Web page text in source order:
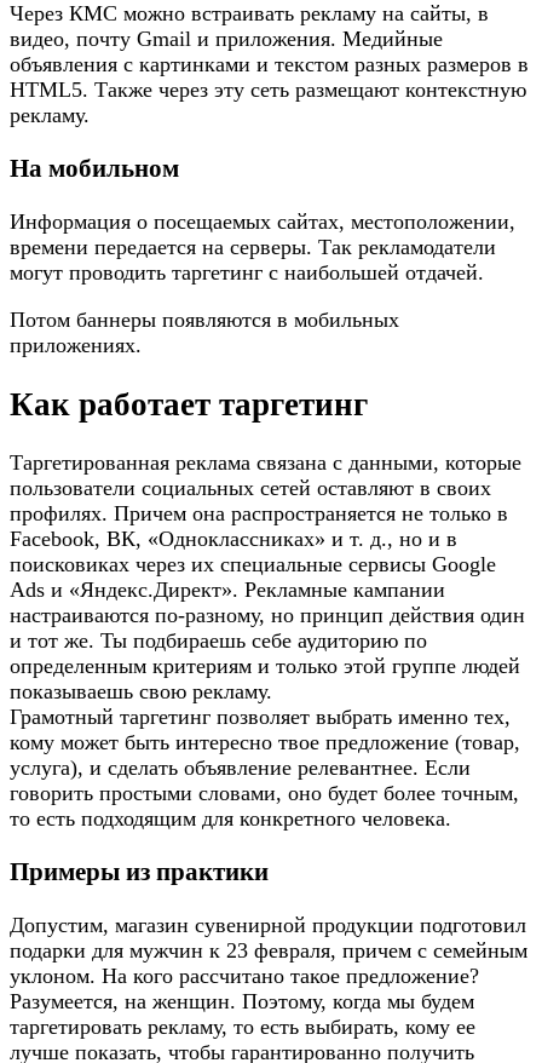
Через КМС можно встраивать рекламу на сайты, в
видео, почту Gmail и приложения. Медийные
объявления с картинками и текстом разных размеров в
HTML5. Также через эту сеть размещают контекстную
рекламу.
На мобильном
Информация о посещаемых сайтах, местоположении,
времени передается на серверы. Так рекламодатели
могут проводить таргетинг с наибольшей отдачей.
Потом баннеры появляются в мобильных
приложениях.
Как работает таргетинг
Таргетированная реклама связана с данными, которые
пользователи социальных сетей оставляют в своих
профилях. Причем она распространяется не только в
Facebook, ВК, «Одноклассниках» и т. д., но и в
поисковиках через их специальные сервисы Google
Ads и «Яндекс.Директ». Рекламные кампании
настраиваются по-разному, но принцип действия один
и тот же. Ты подбираешь себе аудиторию по
определенным критериям и только этой группе людей
показываешь свою рекламу.
Грамотный таргетинг позволяет выбрать именно тех,
кому может быть интересно твое предложение (товар,
услуга), и сделать объявление релевантнее. Если
говорить простыми словами, оно будет более точным,
то есть подходящим для конкретного человека.
Примеры из практики
Допустим, магазин сувенирной продукции подготовил
подарки для мужчин к 23 февраля, причем с семейным
уклоном. На кого рассчитано такое предложение?
Разумеется, на женщин. Поэтому, когда мы будем
таргетировать рекламу, то есть выбирать, кому ее
лучше показать, чтобы гарантированно получить